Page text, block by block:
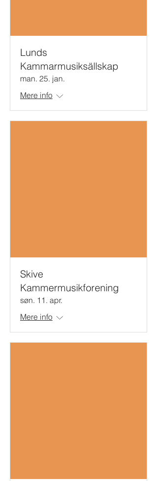
Lunds
Kammarmusiksällskap
man. 25. jan.
Mere info
Skive
Kammermusikforening
søn. 11. apr.
Mere info